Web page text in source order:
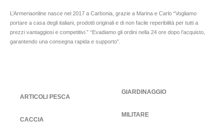
L’Armeriaonline nasce nel 2017 a Carbonia, grazie a Marina e Carlo “Vogliamo
portare a casa degli italiani, prodotti originali e di non facile reperibilità per tutti a
prezzi vantaggiosi e competitivi.” “Evadiamo gli ordini nella 24 ore dopo l’acquisto,
garantendo una consegna rapida e supporto”.
ARTICOLI PESCA
CACCIA
GIARDINAGGIO
MILITARE